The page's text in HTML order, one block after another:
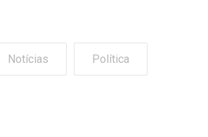
Notícias Política